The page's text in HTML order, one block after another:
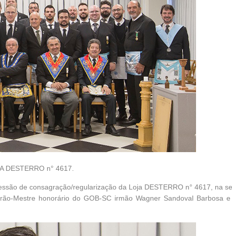
DESTERRO n° 4617.
de consagração/regularização da Loja DESTERRO n° 4617, na
Mestre honorário do GOB-SC irmão Wagner Sandoval Barbosa